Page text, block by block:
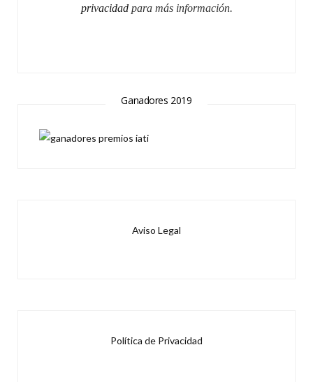
privacidadpara más información.
Ganadores 2019
Aviso Legal
Política de Privacidad